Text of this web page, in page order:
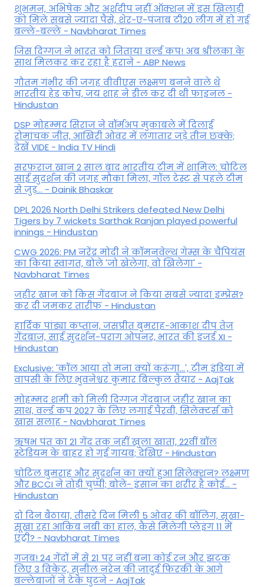
शुभमन, अभिषेक और अर्शदीप नहीं ऑक्शन में इस खिलाड़ी
को मिले सबसे ज्यादा पैसे, शेर-ए-पंजाब टी20 लीग में हो गई
बल्ले-बल्ले - Navbharat Times
जिस दिग्गज ने भारत को जिताया वर्ल्ड कप! अब श्रीलंका के
साथ मिलकर कर रहा है हराने - ABP News
गौतम गंभीर की जगह वीवीएस लक्ष्मण बनने वाले थे
भारतीय हेड कोच, जय शाह ने डील कर दी थी फाइनल -
Hindustan
DSP मोहम्मद सिराज ने वॉर्मअप मुकाबले में दिलाई
रोमांचक जीत, आखिरी ओवर में लगातार जड़े तीन छक्के;
देखें VIDE - India TV Hindi
सरफराज खान 2 साल बाद भारतीय टीम में शामिल: चोटिल
साई सुदर्शन की जगह मौका मिला, गॉल टेस्ट से पहले टीम
से जुड़... - Dainik Bhaskar
DPL 2026 North Delhi Strikers defeated New Delhi
Tigers by 7 wickets Sarthak Ranjan played powerful
innings - Hindustan
CWG 2026: PM नरेंद्र मोदी ने कॉमनवेल्थ गेम्स के चैंपियंस
का किया स्वागत, बोले 'जो खेलेगा, वो खिलेगा' -
Navbharat Times
जहीर खान को किस गेंदबाज ने किया सबसे ज्यादा इम्प्रेस?
कर दी जमकर तारीफ - Hindustan
हार्दिक पांड्या कप्तान, जसप्रीत बुमराह-आकाश दीप तेज
गेंदबाज, साई सुदर्शन-पराग ओपनर, भारत की इंजर्ड XI -
Hindustan
Exclusive: 'कॉल आया तो मना क्यों करूंगा...', टीम इंडिया में
वापसी के लिए भुवनेश्वर कुमार बिल्कुल तैयार - AajTak
मोहम्मद शमी को मिली दिग्गज गेंदबाज जहीर खान का
साथ, वर्ल्ड कप 2027 के लिए लगाई पैरवी, सिलेक्टर्स को
खास सलाह - Navbharat Times
ऋषभ पंत का 21 गेंद तक नहीं खुला खाता, 22वीं बॉल
स्टेडियम के बाहर हो गई गायब; देखिए - Hindustan
चोटिल बुमराह और सुदर्शन का क्यों हुआ सिलेक्शन? लक्ष्मण
और BCCI ने तोड़ी चुप्पी; बोले- इंसान का शरीर है कोई… -
Hindustan
दो दिन बैठाया, तीसरे दिन मिली 5 ओवर की बॉलिंग, सूखा-
सूखा रहा आकिब नबी का हाल, कैसे मिलेगी प्लेइंग 11 में
एंट्री? - Navbharat Times
गजब! 24 गेंदों में से 21 पर नहीं बना कोई रन और झटक
लिए 3 विकेट, सुनील नरेन की जादुई फिरकी के आगे
बल्लेबाजों ने टेके घुटने - AajTak